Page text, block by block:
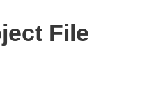
File